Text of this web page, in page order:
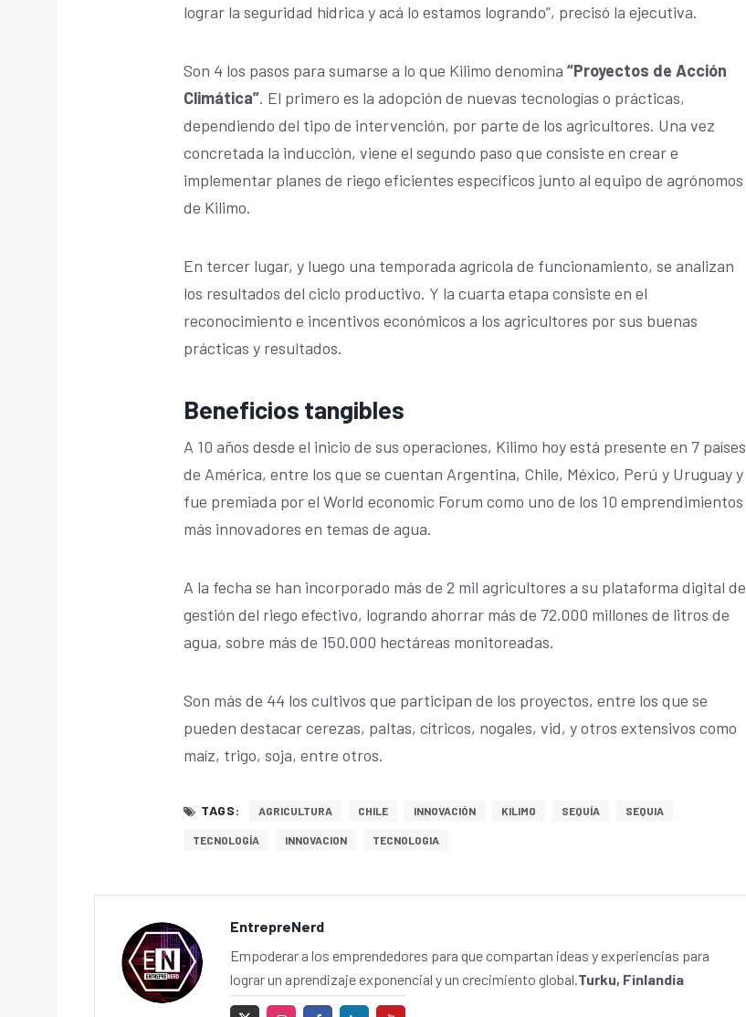
lograr la seguridad hídrica y acá lo estamos logrando”, precisó la ejecutiva.
Son 4 los pasos para sumarse a lo que Kilimo denomina “Proyectos de Acción
Climática”. El primero es la adopción de nuevas tecnologías o prácticas,
dependiendo del tipo de intervención, por parte de los agricultores. Una vez
concretada la inducción, viene el segundo paso que consiste en crear e
implementar planes de riego eficientes específicos junto al equipo de agrónomos
de Kilimo.
En tercer lugar, y luego una temporada agrícola de funcionamiento, se analizan
los resultados del ciclo productivo. Y la cuarta etapa consiste en el
reconocimiento e incentivos económicos a los agricultores por sus buenas
prácticas y resultados.
Beneficios tangibles
A 10 años desde el inicio de sus operaciones, Kilimo hoy está presente en 7 países
de América, entre los que se cuentan Argentina, Chile, México, Perú y Uruguay y
fue premiada por el World economic Forum como uno de los 10 emprendimientos
más innovadores en temas de agua.
A la fecha se han incorporado más de 2 mil agricultores a su plataforma digital de
gestión del riego efectivo, logrando ahorrar más de 72.000 millones de litros de
agua, sobre más de 150.000 hectáreas monitoreadas.
Son más de 44 los cultivos que participan de los proyectos, entre los que se
pueden destacar cerezas, paltas, cítricos, nogales, vid, y otros extensivos como
maíz, trigo, soja, entre otros.
TAGS: AGRICULTURA CHILE INNOVACIÓN KILIMO SEQUÍA SEQUIA
TECNOLOGÍA INNOVACION TECNOLOGIA
EntrepreNerd
Empoderar a los emprendedores para que compartan ideas y experiencias para
lograr un aprendizaje exponencial y un crecimiento global.Turku, Finlandia